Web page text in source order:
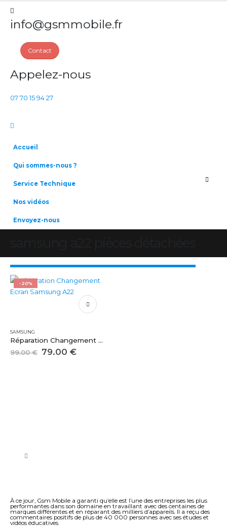
info@gsmmobile.fr
Contact
Appelez-nous
07 70 15 94 27
Accueil
Qui sommes-nous ?
Service Technique
Nos vidéos
Envoyez-nous
-20%
SAMSUNG
Réparation Changement Ecran Samsung A22
99.00€ 79.00 €
À ce jour, Gsm Mobile a garanti qu’elle est l’une des entreprises les plus
performantes dans son domaine en travaillant avec des centaines de
marques différentes et en réparant des milliers d’appareils. Il a reçu des
commentaires positifs de plus de 40 000 personnes avec ses études et
vidéos éducatives.